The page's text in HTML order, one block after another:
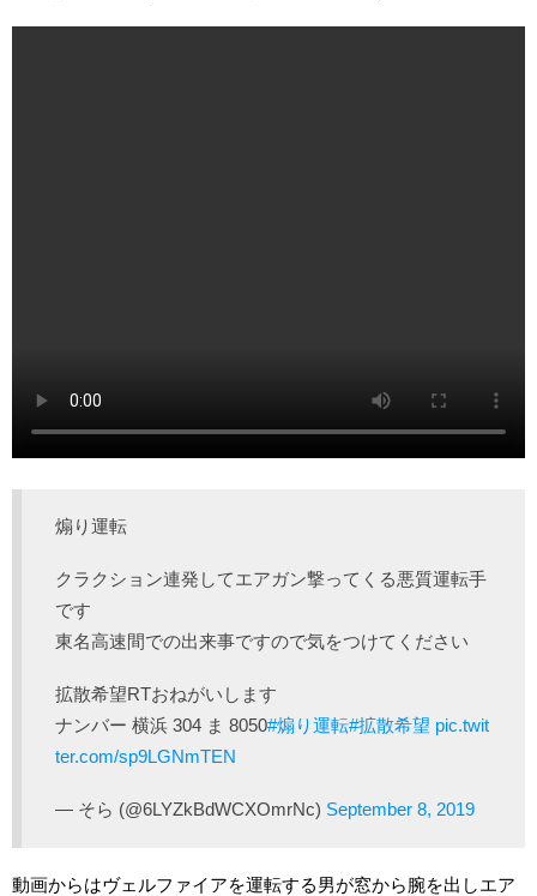
煽り運転
クラクション連発してエアガン撃ってくる悪質運転手
です
東名高速間での出来事ですので気をつけてください
拡散希望RTおねがいします
ナンバー 横浜 304 ま 8050#煽り運転#拡散希望 pic.twit
ter.com/sp9LGNmTEN
— そら (@6LYZkBdWCXOmrNc) September 8, 2019
動画からはヴェルファイアを運転する男が窓から腕を出しエア